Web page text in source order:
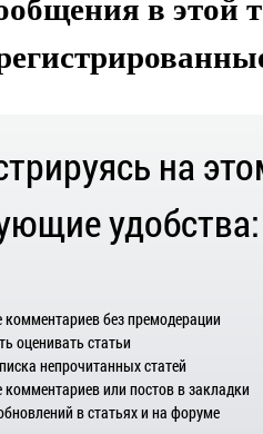
в этой
на
удобства:
без премодерации
оценивать статьи
непрочитанных статей
или постов в закладки
в статьях и на форуме